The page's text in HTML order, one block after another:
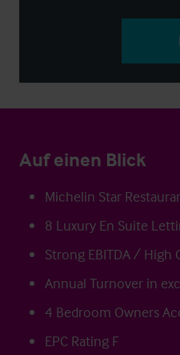
Auf einen Blick
Michelin Star
8 Luxury En Suite
Strong EBITDA / High
Annual Turnover in
4 Bedroom Owners
EPC Rating F